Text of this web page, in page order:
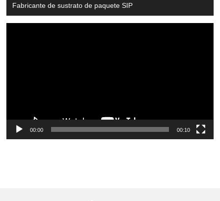
Fabricante de sustrato de paquete SIP
00:00 00:10